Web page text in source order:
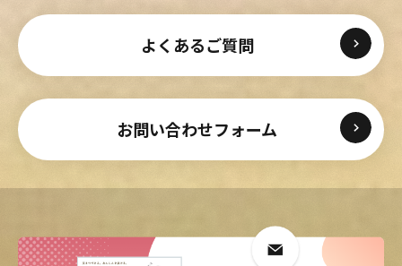
よくあるご質問
お問い合わせフォーム